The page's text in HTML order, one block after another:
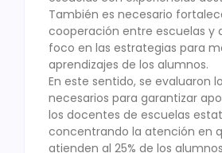
También es necesario
cooperación entre escuelas y
foco en las estrategias para
aprendizajes de los alumnos.
En este sentido, se evaluaron
necesarios para garantizar
los docentes de escuelas
concentrando la atención en
atienden al 25% de los